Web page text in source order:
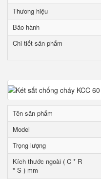
Thương hiệu
Bảo hành
Chi tiết sản phẩm
Tên sản phẩm
Model
Trọng lượng
Kích thước ngoài ( C * R
* S ) mm